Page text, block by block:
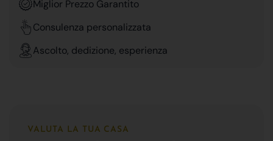
Miglior Prezzo Garantito
Consulenza personalizzata
Ascolto, dedizione, esperienza
VALUTA LA TUA CASA